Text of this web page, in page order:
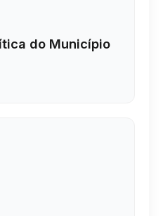
do Município